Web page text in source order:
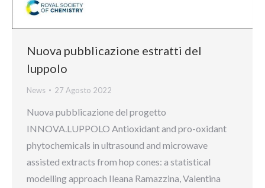
Nuova pubblicazione estratti del
luppolo
News 27 Agosto 2022
Nuova pubblicazione del progetto
INNOVA.LUPPOLO Antioxidant and pro-oxidant
phytochemicals in ultrasound and microwave
assisted extracts from hop cones: a statistical
modelling approach Ileana Ramazzina, Valentina